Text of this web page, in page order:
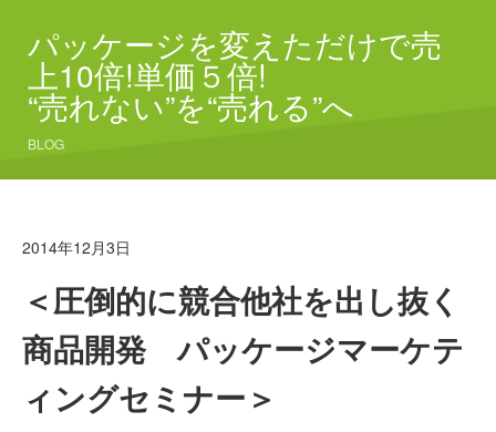
パッケージを変えただけで売
上10倍!単価５倍!
“売れない”を“売れる”へ
BLOG
2014年12月3日
＜圧倒的に競合他社を出し抜く
商品開発 パッケージマーケテ
ィングセミナー＞